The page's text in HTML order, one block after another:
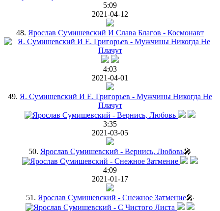
5:09
2021-04-12
48. Ярослав Сумишевский И Слава Благов - Космонавт
4:03
2021-04-01
49. Я. Сумишевский И Е. Григорьев - Мужчины Никогда Не
Плачут
3:35
2021-03-05
50. Ярослав Сумишевский - Вернись, Любовь🎤
4:09
2021-01-17
51. Ярослав Сумишевский - Снежное Затмение🎤